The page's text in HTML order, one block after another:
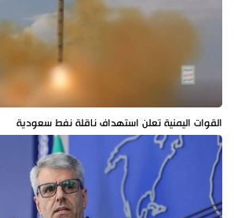
القوات اليمنية تعلن استهداف ناقلة نفط سعودية